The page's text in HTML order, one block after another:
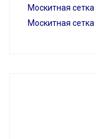
Москитная
Москитная